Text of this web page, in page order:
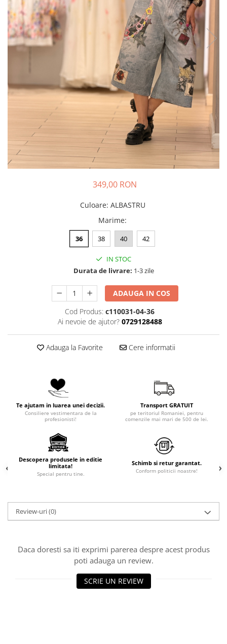
Costume de baie
349,00 RON
Culoare: ALBASTRU
Marime:
36 38 40 42
IN STOC
Durata de livrare: 1-3 zile
ADAUGA IN COS
Cod Produs: c110031-04-36
Ai nevoie de ajutor? 0729128488
Adauga la Favorite Cere informatii
Te ajutam in luarea unei decizii.
Consiliere vestimentara de la
profesionisti!
Transport GRATUIT
pe teritoriul Romaniei, pentru
comenzile mai mari de 500 de lei.
Descopera produsele in editie
limitata!
Special pentru tine.
Schimb si retur garantat.
Conform politicii noastre!
Review-uri(0)
Daca doresti sa iti exprimi parerea despre acest produs
poti adauga un review.
SCRIE UN REVIEW